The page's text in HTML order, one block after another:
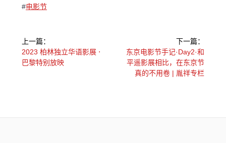
#电影节
章
上一篇：
上
一
2023 柏林独立华语影展 ⋅
巴黎特别放映
下一篇：
下
一
篇：
东京电影节手记·Day2·和
平遥影展相比，在东京节
真的不用卷 | 胤祥专栏